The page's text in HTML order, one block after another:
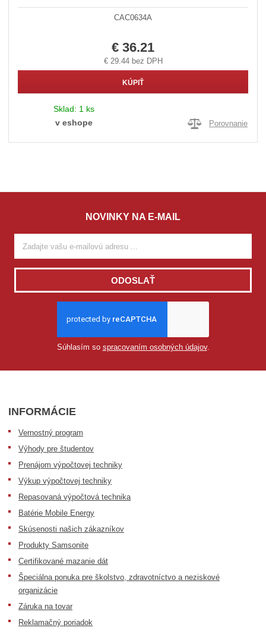
CAC0634A
€ 36.21
€ 29.44 bez DPH
KÚPIŤ
Sklad: 1 ks
v eshope
Porovnanie
NOVINKY NA E-MAIL
ODOSLAŤ
Súhlasím so spracovaním osobných údajov.
INFORMÁCIE
Vernostný program
Výhody pre študentov
Prenájom výpočtovej techniky
Výkup výpočtovej techniky
Repasovaná výpočtová technika
Batérie Mobile Energy
Skúsenosti našich zákazníkov
Produkty Samsonite
Certifikované mazanie dát
Špeciálna ponuka pre školstvo, zdravotníctvo a neziskové
organizácie
Záruka na tovar
Reklamačný poriadok